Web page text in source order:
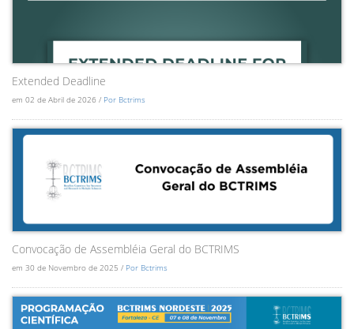
Extended Deadline
em 02 de Abril de 2026 / Por Bctrims
Convocação de Assembléia Geral do BCTRIMS
em 30 de Novembro de 2025 / Por Bctrims